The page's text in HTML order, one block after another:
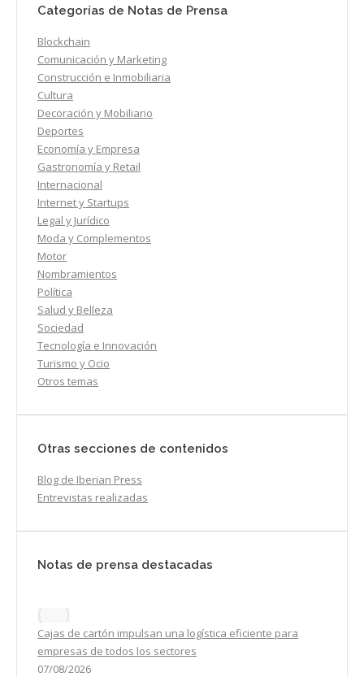
Categorías de Notas de Prensa
Blockchain
Comunicación y Marketing
Construcción e Inmobiliaria
Cultura
Decoración y Mobiliario
Deportes
Economía y Empresa
Gastronomía y Retail
Internacional
Internet y Startups
Legal y Jurídico
Moda y Complementos
Motor
Nombramientos
Política
Salud y Belleza
Sociedad
Tecnología e Innovación
Turismo y Ocio
Otros temas
Otras secciones de contenidos
Blog de Iberian Press
Entrevistas realizadas
Notas de prensa destacadas
Cajas de cartón impulsan una logística eficiente para
empresas de todos los sectores
07/08/2026